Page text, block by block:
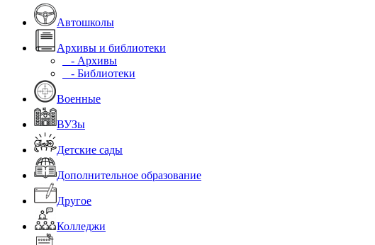
Автошколы
Архивы и библиотеки
- Архивы
- Библиотеки
Военные
ВУЗы
Детские сады
Дополнительное образование
Другое
Колледжи